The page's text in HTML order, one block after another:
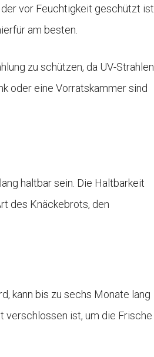
vor Feuchtigkeit geschützt ist.
am besten.
zu schützen, da UV-Strahlen
oder eine Vorratskammer sind
haltbar sein. Die Haltbarkeit
des Knäckebrots, den
kann bis zu sechs Monate lang
verschlossen ist, um die Frische